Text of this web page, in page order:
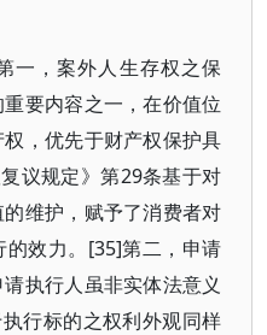
一，案外人生存权之保
要内容之一，在价值位
，优先于财产权保护具
议规定》第29条基于对
维护，赋予了消费者对
效力。[35]第二，申请
执行人虽非实体法意义
行标的之权利外观同样